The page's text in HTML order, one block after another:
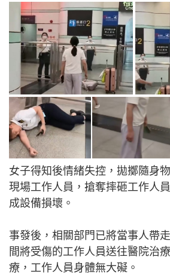
女子得知後情緒失控，拋擲隨身
現場工作人員，搶奪摔砸工作人
成設備損壞。
事發後，相關部門已將當事人帶
間將受傷的工作人員送往醫院治
療，工作人員身體無大礙。